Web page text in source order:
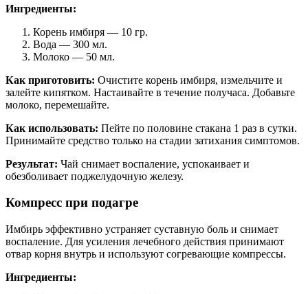
Ингредиенты:
Корень имбиря — 10 гр.
Вода — 300 мл.
Молоко — 50 мл.
Как приготовить: Очистите корень имбиря, измельчите и
залейте кипятком. Настаивайте в течение получаса. Добавьте
молоко, перемешайте.
Как использовать: Пейте по половине стакана 1 раз в сутки.
Принимайте средство только на стадии затихания симптомов.
Результат: Чай снимает воспаление, успокаивает и
обезболивает поджелудочную железу.
Компресс при подагре
Имбирь эффективно устраняет суставную боль и снимает
воспаление. Для усиления лечебного действия принимают
отвар корня внутрь и используют согревающие компрессы.
Ингредиенты: